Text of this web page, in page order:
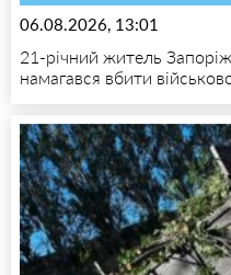
06.08.2026, 13:01
21-річний житель
намагався вбити